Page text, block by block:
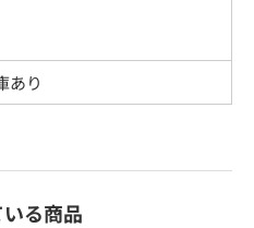
あり
る商品